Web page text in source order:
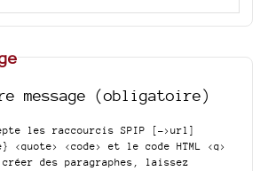
message (obligatoire)
les raccourcis SPIP
[->url]
<code>
et le code HTML <q>
des paragraphes, laissez